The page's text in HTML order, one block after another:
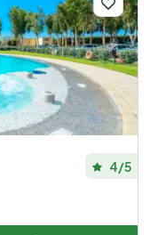
4/5